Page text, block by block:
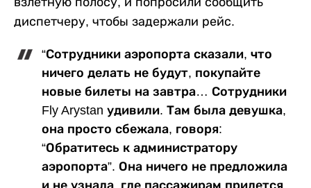
диспетчеру, чтобы задержали рейс.
“Сотрудники аэропорта сказали, что
ничего делать не будут, покупайте
новые билеты на завтра… Сотрудники
Fly Arystan удивили. Там была девушка,
она просто сбежала, говоря:
“Обратитесь к администратору
аэропорта”. Она ничего не предложила
и не узнала, где пассажирам придется